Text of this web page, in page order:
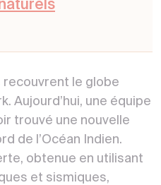
le globe
Aujourd’hui, une équipe
trouvé une nouvelle
de l’Océan Indien.
obtenue en utilisant
et sismiques,